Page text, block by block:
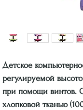
Детское
регулируемой
при помощи винтов.
хлопковой тканью